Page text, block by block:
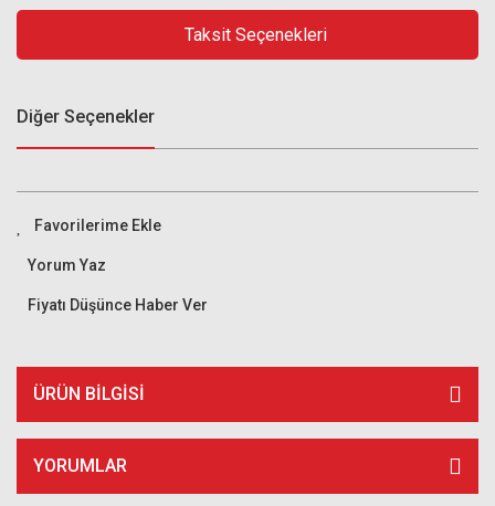
Taksit Seçenekleri
Diğer Seçenekler
Yorum Yaz
Fiyatı Düşünce Haber Ver
ÜRÜN BILGISI
YORUMLAR